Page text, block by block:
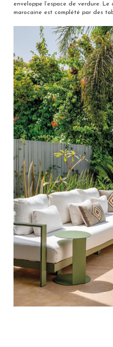
enveloppe l’espace de verdure. Le
marocaine est complété par des